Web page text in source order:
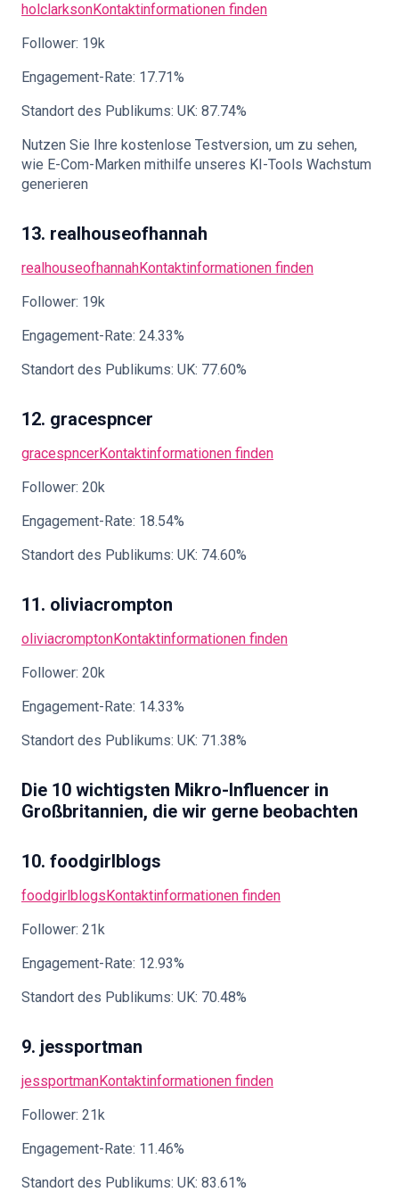
holclarksonKontaktinformationen finden
Follower: 19k
Engagement-Rate: 17.71%
Standort des Publikums: UK: 87.74%
Nutzen Sie Ihre kostenlose Testversion, um zu sehen,
wie E-Com-Marken mithilfe unseres KI-Tools Wachstum
generieren
13. realhouseofhannah
realhouseofhannahKontaktinformationen finden
Follower: 19k
Engagement-Rate: 24.33%
Standort des Publikums: UK: 77.60%
12. gracespncer
gracespncerKontaktinformationen finden
Follower: 20k
Engagement-Rate: 18.54%
Standort des Publikums: UK: 74.60%
11. oliviacrompton
oliviacromptonKontaktinformationen finden
Follower: 20k
Engagement-Rate: 14.33%
Standort des Publikums: UK: 71.38%
Die 10 wichtigsten Mikro-Influencer in
Großbritannien, die wir gerne beobachten
10. foodgirlblogs
foodgirlblogsKontaktinformationen finden
Follower: 21k
Engagement-Rate: 12.93%
Standort des Publikums: UK: 70.48%
9. jessportman
jessportmanKontaktinformationen finden
Follower: 21k
Engagement-Rate: 11.46%
Standort des Publikums: UK: 83.61%